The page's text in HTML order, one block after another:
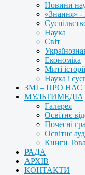
Новини
«Знання»
Наука
Світ
Економіка
Миті
Наука і
ЗМІ – ПРО НАС
МУЛЬТИМЕДІА
Галерея
Освітнє
Почесні
Освітнє
Книги
РАДА
АРХІВ
КОНТАКТИ